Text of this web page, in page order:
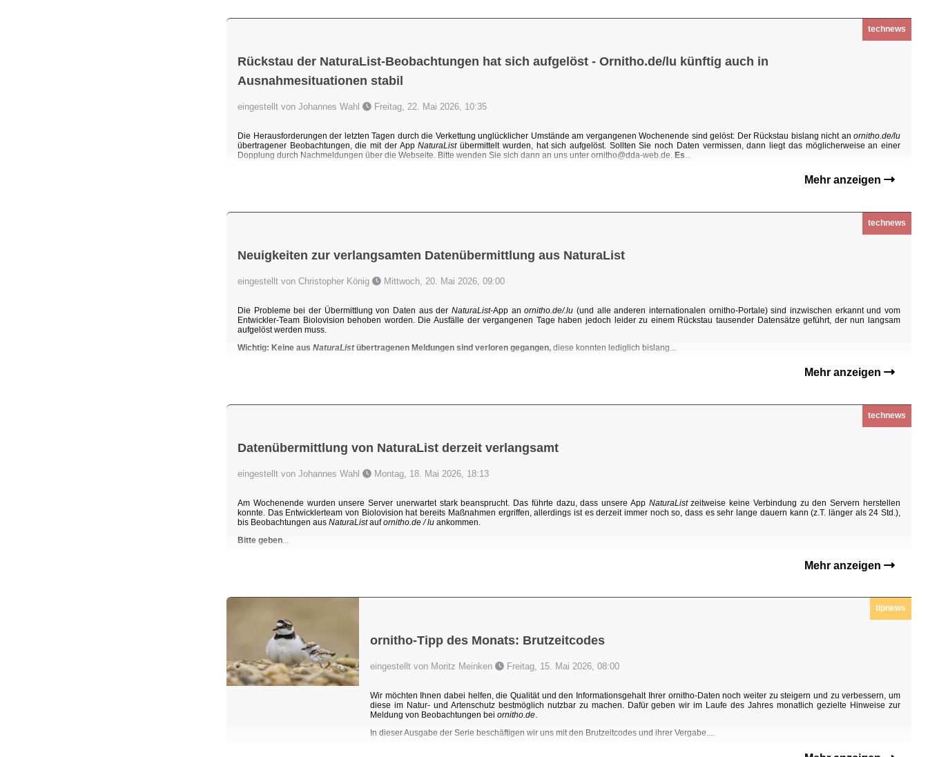
technews
Rückstau der NaturaList-Beobachtungen hat sich aufgelöst - Ornitho.de/lu künftig auch in
Ausnahmesituationen stabil
eingestellt von Johannes Wahl Freitag, 22. Mai 2026, 10:35
Die Herausforderungen der letzten Tagen durch die Verkettung unglücklicher Umstände am vergangenen Wochenende sind gelöst: Der Rückstau bislang nicht an ornitho.de/lu
übertragener Beobachtungen, die mit der AppNaturaListübermittelt wurden, hat sich aufgelöst. Sollten Sie noch Daten vermissen, dann liegt das möglicherweise an einer
Dopplung durch Nachmeldungen über die Webseite. Bitte wenden Sie sich dann an uns unter ornitho@dda-web.de. Es...
Mehr anzeigen
technews
Neuigkeiten zur verlangsamten Datenübermittlung aus NaturaList
eingestellt von Christopher König Mittwoch, 20. Mai 2026, 09:00
Die Probleme bei der Übermittlung von Daten aus der NaturaList-App anornitho.de/.lu (und alle anderen internationalen ornitho-Portale) sind inzwischen erkannt und vom
Entwickler-Team Biolovision behoben worden. Die Ausfälle der vergangenen Tage haben jedoch leider zu einem Rückstau tausender Datensätze geführt, der nun langsam
aufgelöst werden muss.
Wichtig: Keine aus NaturaListübertragenen Meldungen sind verloren gegangen, diese konnten lediglich bislang...
Mehr anzeigen
technews
Datenübermittlung von NaturaList derzeit verlangsamt
eingestellt von Johannes Wahl Montag, 18. Mai 2026, 18:13
Am Wochenende wurden unsere Server unerwartet stark beansprucht. Das führte dazu, dass unsere App NaturaListzeitweise keine Verbindung zu den Servern herstellen
konnte. Das Entwicklerteam von Biolovision hat bereits Maßnahmen ergriffen, allerdings ist es derzeit immer noch so, dass es sehr lange dauern kann (z.T. länger als 24 Std.),
bis Beobachtungen aus NaturaListaufornitho.de / lu ankommen.
Bitte geben...
Mehr anzeigen
tipnews
ornitho-Tipp des Monats: Brutzeitcodes
eingestellt von Moritz Meinken Freitag, 15. Mai 2026, 08:00
Wir möchten Ihnen dabei helfen, die Qualität und den Informationsgehalt Ihrer ornitho-Daten noch weiter zu steigern und zu verbessern, um
diese im Natur- und Artenschutz bestmöglich nutzbar zu machen. Dafür geben wir im Laufe des Jahres monatlich gezielte Hinweise zur
Meldung von Beobachtungen bei ornitho.de.
In dieser Ausgabe der Serie beschäftigen wir uns mit den Brutzeitcodes und ihrer Vergabe....